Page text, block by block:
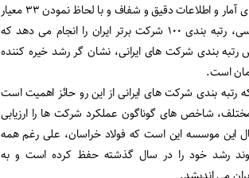
شرکت های برتر ایران را اعلام می کند، بر مبنای آمار و اطلاعات دقیق و شفاف و با لحاظ نمودن ۳۳ معیار
درباره بنگاه های اقتصادی بورسی یا غیر بورسی، رتبه بندی ۱۰۰ شرکت برتر ایران را انجام می دهد که
بندی شرکت های ایرانی، نشان گر رشد خیره کننده
است.
رتبه بندی شرکت های ایرانی از این رو حائز اهمیت است
شاخص های گوناگون عملکرد شرکت ها را ارزیابی
این موسسه این است که فولاد خراسان، علی رغم همه
رشد خود را در سال گذشته حفظ کرده است و به